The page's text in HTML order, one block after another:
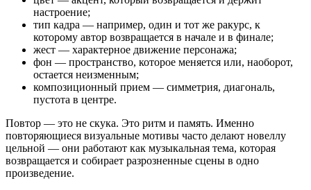
настроение;
тип кадра — например, один и тот же ракурс, к
которому автор возвращается в начале и в финале;
жест — характерное движение персонажа;
фон — пространство, которое меняется или, наоборот,
остается неизменным;
композиционный прием — симметрия, диагональ,
пустота в центре.
Повтор — это не скука. Это ритм и память. Именно
повторяющиеся визуальные мотивы часто делают новеллу
цельной — они работают как музыкальная тема, которая
возвращается и собирает разрозненные сцены в одно
произведение.